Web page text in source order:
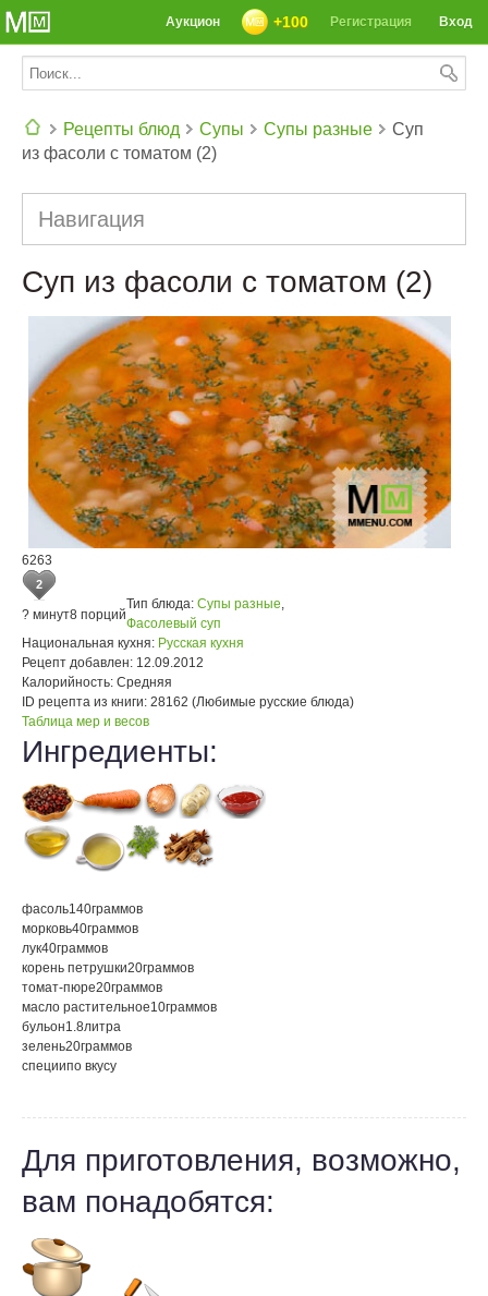
Вход
Регистрация
+100
Аукцион
Рецепты блюд Супы Супы разные
Суп
из фасоли с томатом (2)
Навигация
Суп из фасоли с томатом (2)
6263
2
? минут8 порций
Тип блюда: Супы разные,
Фасолевый суп
Национальная кухня: Русская кухня
Рецепт добавлен: 12.09.2012
Калорийность: Средняя
ID рецепта из книги: 28162 (Любимые русские блюда)
Таблица мер и весов
Ингредиенты:
фасоль140граммов
морковь40граммов
лук40граммов
корень петрушки20граммов
томат-пюре20граммов
масло растительное10граммов
бульон1.8литра
зелень20граммов
специипо вкусу
Для приготовления, возможно,
вам понадобятся: